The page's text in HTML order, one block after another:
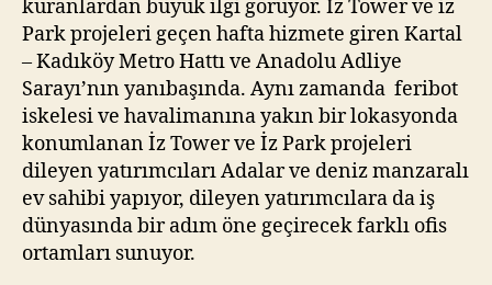
kuranlardan büyük ilgi görüyor. İz Tower ve iz
Park projeleri geçen hafta hizmete giren Kartal
– Kadıköy Metro Hattı ve Anadolu Adliye
Sarayı’nın yanıbaşında. Aynı zamanda feribot
iskelesi ve havalimanına yakın bir lokasyonda
konumlanan İz Tower ve İz Park projeleri
dileyen yatırımcıları Adalar ve deniz manzaralı
ev sahibi yapıyor, dileyen yatırımcılara da iş
dünyasında bir adım öne geçirecek farklı ofis
ortamları sunuyor.